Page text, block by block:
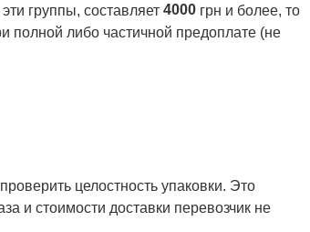
группы, составляет 4000 грн и более, то
полной либо частичной предоплате (не
целостность упаковки. Это
и стоимости доставки перевозчик не